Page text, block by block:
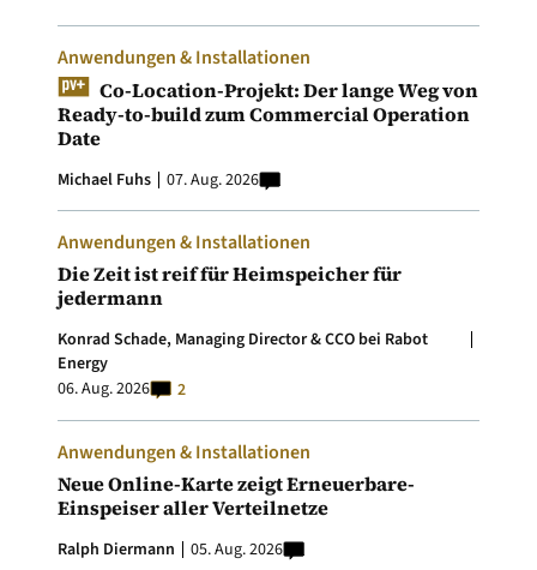
Anwendungen & Installationen
Co-Location-Projekt: Der lange Weg von
Ready-to-build zum Commercial Operation
Date
Michael Fuhs 07. Aug. 2026
Anwendungen & Installationen
Die Zeit ist reif für Heimspeicher für
jedermann
Konrad Schade, Managing Director & CCO bei Rabot
Energy
06. Aug. 2026
2
Anwendungen & Installationen
Neue Online-Karte zeigt Erneuerbare-
Einspeiser aller Verteilnetze
Ralph Diermann 05. Aug. 2026